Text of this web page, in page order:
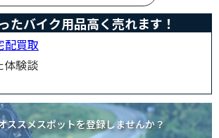
たバイク用品高く売れます！
配買取
体験談
ススメスポットを登録しませんか？